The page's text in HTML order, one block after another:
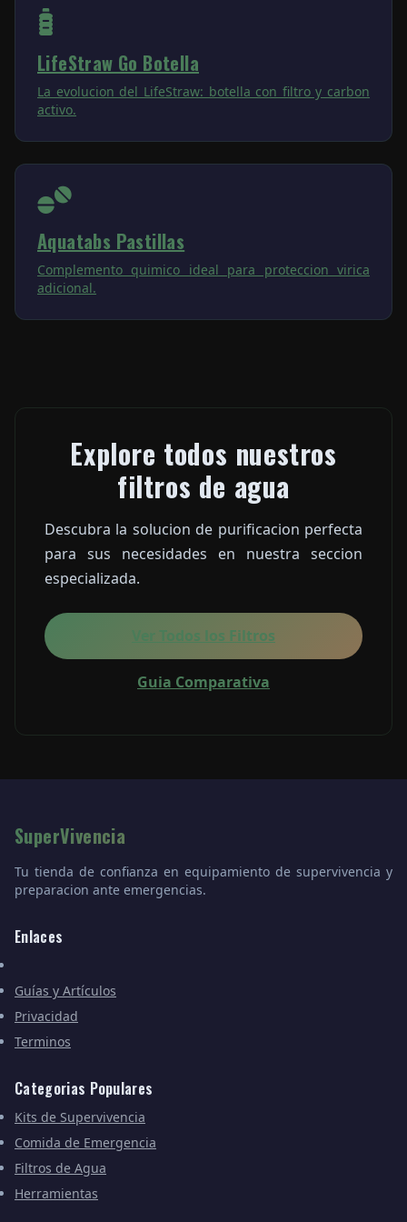
LifeStraw Go Botella
La evolucion del LifeStraw: botella con filtro y carbon
activo.
Aquatabs Pastillas
Complemento quimico ideal para proteccion virica
adicional.
Explore todos nuestros
filtros de agua
Descubra la solucion de purificacion perfecta
para sus necesidades en nuestra seccion
especializada.
Ver Todos los Filtros
Guia Comparativa
SuperVivencia
Tu tienda de confianza en equipamiento de supervivencia y
preparacion ante emergencias.
Enlaces
Guías y Artículos
Privacidad
Terminos
Categorias Populares
Kits de Supervivencia
Comida de Emergencia
Filtros de Agua
Herramientas